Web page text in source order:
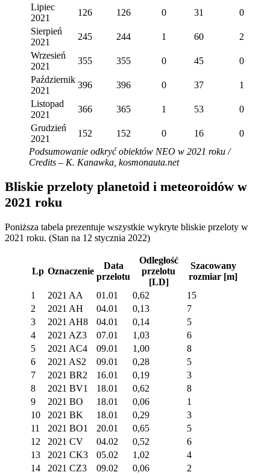
Lipiec
2021
126 126 0 31
0
Sierpień
2021
245 244 1 60
2
Wrzesień
2021
355 355 0 45
0
Październik
2021
396 396 0 37
1
Listopad
2021
366 365 1 53
0
Grudzień
2021
152 152 0 16
0
Podsumowanie odkryć obiektów NEO w 2021 roku /
Credits – K. Kanawka, kosmonauta.net
Bliskie przeloty planetoid i meteoroidów w
2021 roku
Poniższa tabela prezentuje wszystkie wykryte bliskie przeloty w
2021 roku. (Stan na 12 stycznia 2022)
Lp Oznaczenie
Data
przelotu
Odległość
przelotu
[LD]
Szacowany
rozmiar [m]
1
2021 AA 01.01 0,62
15
2
2021 AH 04.01 0,13
7
3
2021 AH8 04.01 0,14
5
4
2021 AZ3 07.01 1,03
6
5
2021 AC4 09.01 1,00
8
6
2021 AS2 09.01 0,28
5
7
2021 BR2 16.01 0,19
3
8
2021 BV1 18.01 0,62
8
9
2021 BO 18.01 0,06
1
10
2021 BK 18.01 0,29
3
11
2021 BO1 20.01 0,65
5
12
2021 CV 04.02 0,52
6
13
2021 CK3 05.02 1,02
4
14
2021 CZ3 09.02 0,06
2